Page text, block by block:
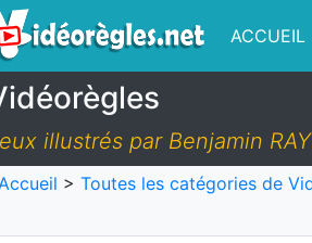
ACCUEIL
illustrés par Benjamin
> Toutes les catégories de